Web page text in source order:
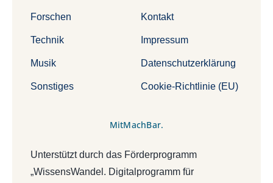
Forschen
Technik
Musik
Sonstiges
Kontakt
Impressum
Datenschutzerklärung
Cookie-Richtlinie (EU)
MitMachBar.
Unterstützt durch das Förderprogramm
„WissensWandel. Digitalprogramm für